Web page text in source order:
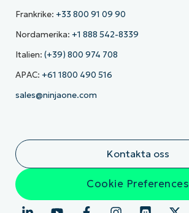
Frankrike: +33 800 91 09 90
Nordamerika: +1 888 542-8339
Italien: (+39) 800 974 708
APAC: +61 1800 490 516
sales@ninjaone.com
Kontakta oss
Cookie Preferences